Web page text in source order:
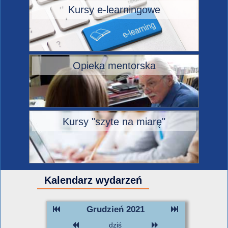
Kursy e-learningowe
Opieka mentorska
Kursy "szyte na miarę"
Kalendarz wydarzeń
Grudzień 2021
dziś